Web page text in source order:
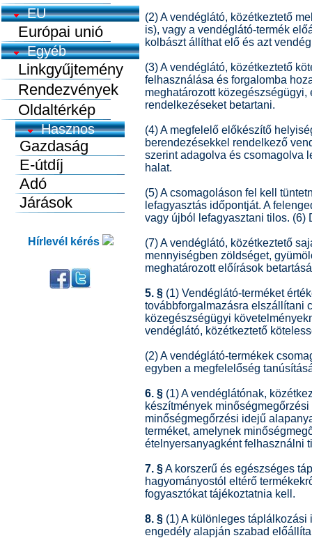
EU
Európai unió
Egyéb
Linkgyűjtemény
Rendezvények
Oldaltérkép
Hírlevél kérés
(2) A vendéglátó, közétkeztető
is), vagy a vendéglátó-termék
kolbászt állíthat elő és azt
(3) A vendéglátó, közétkeztető
felhasználása és forgalomba
meghatározott
rendelkezéseket betartani.
(4) A megfelelő előkészítő
berendezésekkel rendelkező
szerint adagolva és csomagolva
halat.
(5) A csomagoláson fel kell
lefagyasztás időpontját. A
vagy újból lefagyasztani tilos. (6)
(7) A vendéglátó, közétkeztető
mennyiségben zöldséget,
meghatározott előírások
5. § (1) Vendéglátó-terméket
továbbforgalmazásra elszállítani
közegészségügyi
vendéglátó, közétkeztető
(2) A vendéglátó-termékek
egyben a megfelelőség
6. § (1) A vendéglátónak,
készítmények
minőségmegőrzési idejű
terméket, amelynek
ételnyersanyagként felhasználni
7. §A korszerű és egészséges
hagyományostól eltérő
fogyasztókat tájékoztatnia kell.
8. § (1) A különleges
engedély alapján szabad